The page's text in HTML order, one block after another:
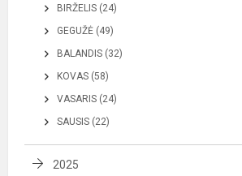
BIRŽELIS (24)
GEGUŽĖ (49)
BALANDIS (32)
KOVAS (58)
VASARIS (24)
SAUSIS (22)
2025